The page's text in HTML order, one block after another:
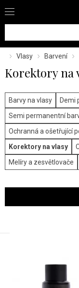
Vlasy Barvení
Korektory na
Barvy na vlasy
Demi
Semi permanentní
Ochranná a ošetřující
Korektory na vlasy
Melíry a zesvětlovače